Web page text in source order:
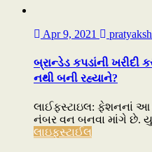
Apr 9, 2021
બ્રાન્ડેડ કપડાંની ખરીદી
નથી બની રહ્યાને?
લાઈફસ્ટાઇલ: ફેશનનાં
નંબર વન બનવા માંગે છે.
લાઇફસ્ટાઈલ